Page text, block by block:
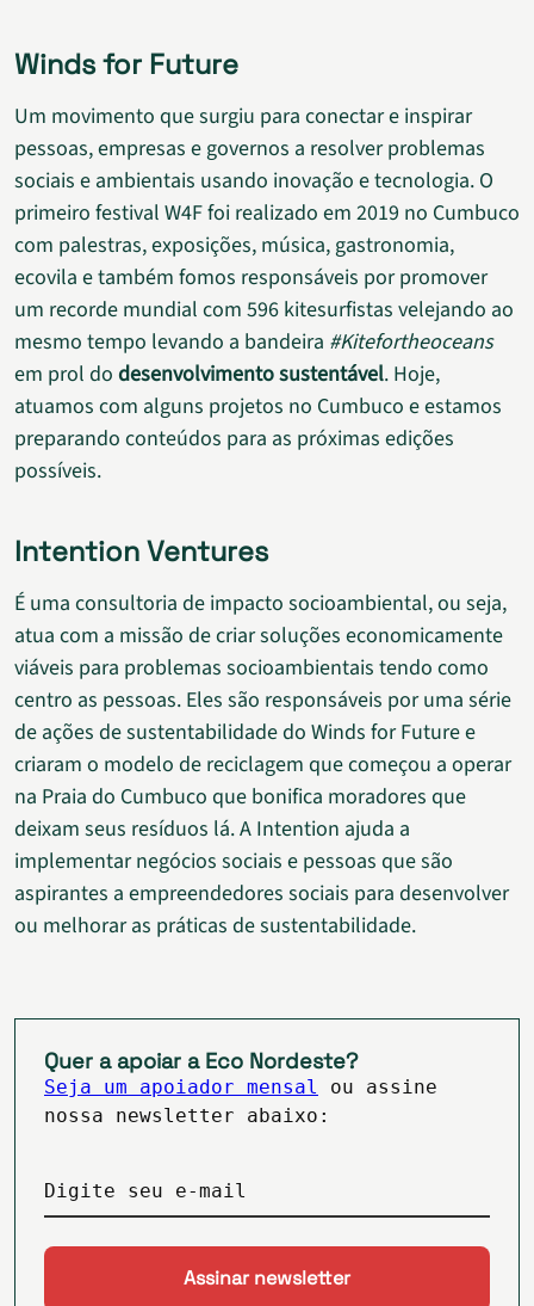
Winds for Future
Um movimento que surgiu para conectar e inspirar
pessoas, empresas e governos a resolver problemas
sociais e ambientais usando inovação e tecnologia. O
primeiro festival W4F foi realizado em 2019 no Cumbuco
com palestras, exposições, música, gastronomia,
ecovila e também fomos responsáveis por promover
um recorde mundial com 596 kitesurfistas velejando ao
mesmo tempo levando a bandeira #Kitefortheoceans
em prol do desenvolvimento sustentável. Hoje,
atuamos com alguns projetos no Cumbuco e estamos
preparando conteúdos para as próximas edições
possíveis.
Intention Ventures
É uma consultoria de impacto socioambiental, ou seja,
atua com a missão de criar soluções economicamente
viáveis para problemas socioambientais tendo como
centro as pessoas. Eles são responsáveis por uma série
de ações de sustentabilidade do Winds for Future e
criaram o modelo de reciclagem que começou a operar
na Praia do Cumbuco que bonifica moradores que
deixam seus resíduos lá. A Intention ajuda a
implementar negócios sociais e pessoas que são
aspirantes a empreendedores sociais para desenvolver
ou melhorar as práticas de sustentabilidade.
Quer a apoiar a Eco Nordeste?
Seja um apoiador mensal
ou assine
nossa newsletter abaixo:
Digite seu e-mail